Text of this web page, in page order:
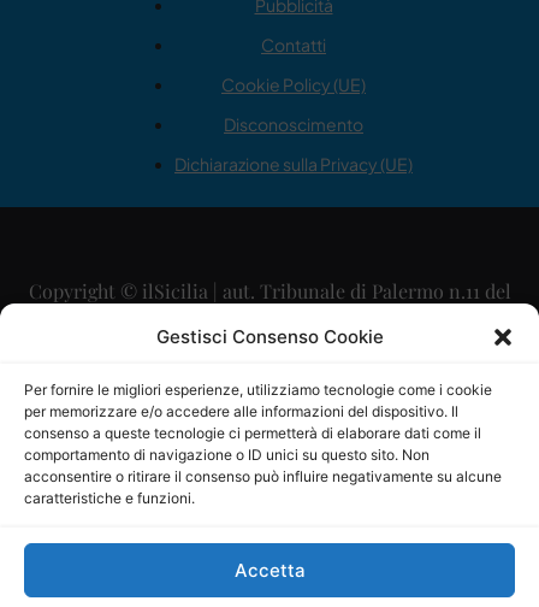
Gestisci Consenso Cookie
Per fornire le migliori esperienze, utilizziamo tecnologie come i cookie
per memorizzare e/o accedere alle informazioni del dispositivo. Il
consenso a queste tecnologie ci permetterà di elaborare dati come il
comportamento di navigazione o ID unici su questo sito. Non
acconsentire o ritirare il consenso può influire negativamente su alcune
caratteristiche e funzioni.
Accetta
Pubblicità
Contatti
Cookie Policy (UE)
Disconoscimento
Dichiarazione sulla Privacy (UE)
Copyright © ilSicilia | aut. Tribunale di Palermo n.11 del
29/09/2015
Direttore Editoriale: Maurizio Scaglione
Direttore Responsabile: Maria Calabrese
P.IVA: 06334930820
Mercurio Comunicazione Società Cooperativa a r.l. è